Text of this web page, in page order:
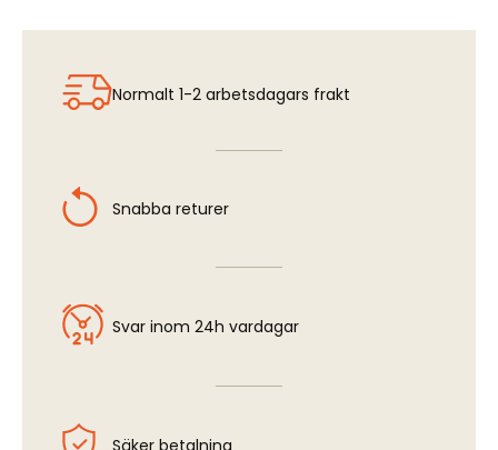
Normalt 1-2 arbetsdagars frakt
Snabba returer
Svar inom 24h vardagar